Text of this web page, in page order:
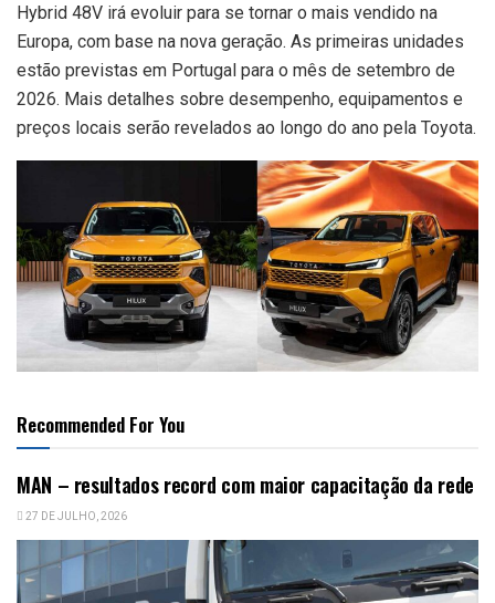
Hybrid 48V irá evoluir para se tornar o mais vendido na
Europa, com base na nova geração. As primeiras unidades
estão previstas em Portugal para o mês de setembro de
2026. Mais detalhes sobre desempenho, equipamentos e
preços locais serão revelados ao longo do ano pela Toyota.
Recommended For You
MAN – resultados record com maior capacitação da rede
27 DE JULHO, 2026